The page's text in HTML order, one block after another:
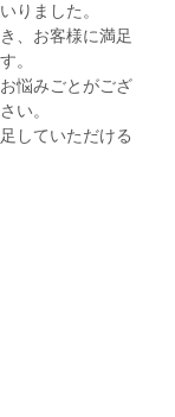
りました。
、お客様に満足
。
悩みごとがござ
い。
していただける